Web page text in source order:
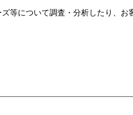
等について調査・分析したり、